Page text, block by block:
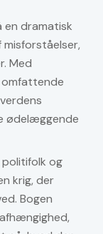
en dramatisk
Med
ødelæggende
og
krig, der
Bogen